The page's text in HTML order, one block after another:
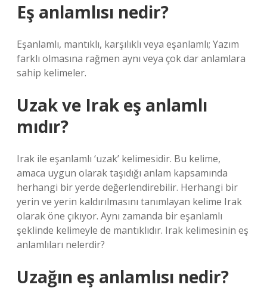
Eş anlamlısı nedir?
Eşanlamlı, mantıklı, karşılıklı veya eşanlamlı; Yazım
farklı olmasına rağmen aynı veya çok dar anlamlara
sahip kelimeler.
Uzak ve Irak eş anlamlı
mıdır?
Irak ile eşanlamlı ‘uzak’ kelimesidir. Bu kelime,
amaca uygun olarak taşıdığı anlam kapsamında
herhangi bir yerde değerlendirebilir. Herhangi bir
yerin ve yerin kaldırılmasını tanımlayan kelime Irak
olarak öne çıkıyor. Aynı zamanda bir eşanlamlı
şeklinde kelimeyle de mantıklıdır. Irak kelimesinin eş
anlamlıları nelerdir?
Uzağın eş anlamlısı nedir?